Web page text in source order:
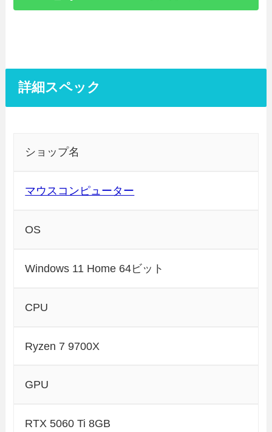
詳細スペック
ショップ名
マウスコンピューター
OS
Windows 11 Home 64ビット
CPU
Ryzen 7 9700X
GPU
RTX 5060 Ti 8GB